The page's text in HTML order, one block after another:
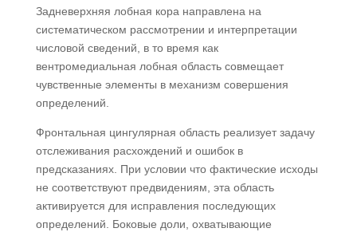
Задневерхняя лобная кора направлена на
систематическом рассмотрении и интерпретации
числовой сведений, в то время как
вентромедиальная лобная область совмещает
чувственные элементы в механизм совершения
определений.
Фронтальная цингулярная область реализует задачу
отслеживания расхождений и ошибок в
предсказаниях. При условии что фактические исходы
не соответствуют предвидениям, эта область
активируется для исправления последующих
определений. Боковые доли, охватывающие